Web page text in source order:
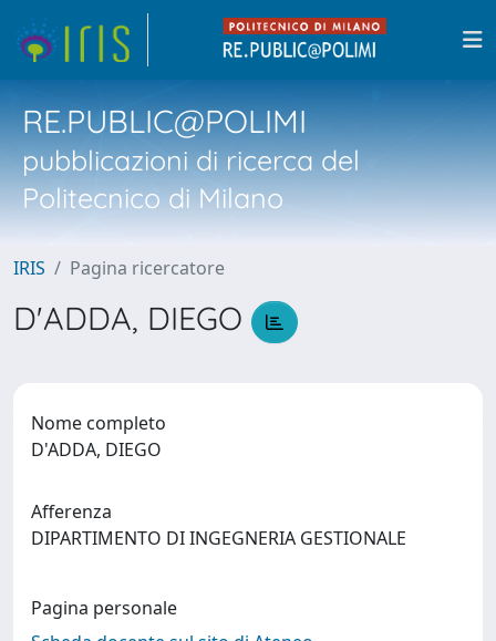
RE.PUBLIC@POLIMI
pubblicazioni di ricerca del
Politecnico di Milano
IRIS Pagina ricercatore
D'ADDA, DIEGO
Nome completo
D'ADDA, DIEGO
Afferenza
DIPARTIMENTO DI INGEGNERIA GESTIONALE
Pagina personale